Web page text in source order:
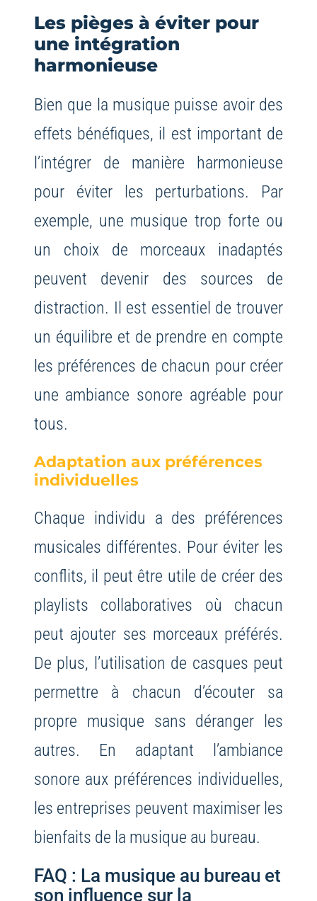
Les pièges à éviter pour
une intégration
harmonieuse
Bien que la musique puisse avoir des
effets bénéfiques, il est important de
l’intégrer de manière harmonieuse
pour éviter les perturbations. Par
exemple, une musique trop forte ou
un choix de morceaux inadaptés
peuvent devenir des sources de
distraction. Il est essentiel de trouver
un équilibre et de prendre en compte
les préférences de chacun pour créer
une ambiance sonore agréable pour
tous.
Adaptation aux préférences
individuelles
Chaque individu a des préférences
musicales différentes. Pour éviter les
conflits, il peut être utile de créer des
playlists collaboratives où chacun
peut ajouter ses morceaux préférés.
De plus, l’utilisation de casques peut
permettre à chacun d’écouter sa
propre musique sans déranger les
autres. En adaptant l’ambiance
sonore aux préférences individuelles,
les entreprises peuvent maximiser les
bienfaits de la musique au bureau.
FAQ : La musique au bureau et
son influence sur la